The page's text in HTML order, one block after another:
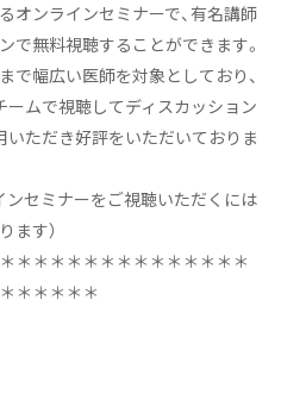
オンラインセミナーで、有名講師
で無料視聴することができます。
で幅広い医師を対象としており、
ームで視聴してディスカッション
いただき好評をいただいておりま
ンセミナーをご視聴いただくには
ます）
＊＊＊＊＊＊＊＊＊＊＊＊＊＊
＊＊＊＊＊